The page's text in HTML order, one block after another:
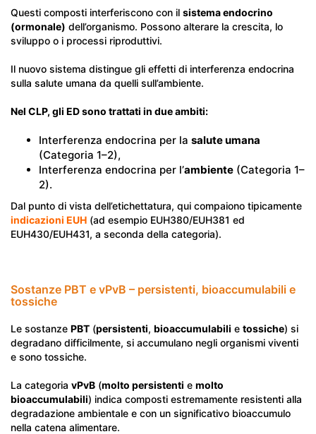
Questi composti interferiscono con il sistema endocrino
(ormonale) dell’organismo. Possono alterare la crescita, lo
sviluppo o i processi riproduttivi.
Il nuovo sistema distingue gli effetti di interferenza endocrina
sulla salute umana da quelli sull’ambiente.
Nel CLP, gli ED sono trattati in due ambiti:
Interferenza endocrina per la salute umana
(Categoria 1–2),
Interferenza endocrina per l’ambiente (Categoria 1–
2).
Dal punto di vista dell’etichettatura, qui compaiono tipicamente
indicazioni EUH (ad esempio EUH380/EUH381 ed
EUH430/EUH431, a seconda della categoria).
Sostanze PBT e vPvB – persistenti, bioaccumulabili e
tossiche
Le sostanze PBT (persistenti, bioaccumulabili e tossiche) si
degradano difficilmente, si accumulano negli organismi viventi
e sono tossiche.
La categoria vPvB (molto persistenti e molto
bioaccumulabili) indica composti estremamente resistenti alla
degradazione ambientale e con un significativo bioaccumulo
nella catena alimentare.